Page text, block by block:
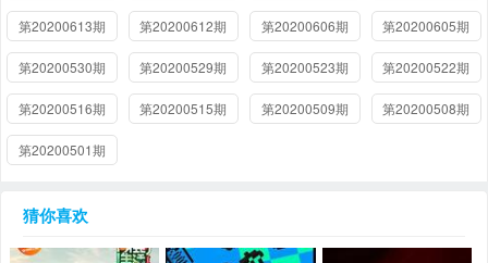
第20200613期 第20200612期 第20200606期 第20200605期
第20200530期 第20200529期 第20200523期 第20200522期
第20200516期 第20200515期 第20200509期 第20200508期
第20200501期
猜你喜欢